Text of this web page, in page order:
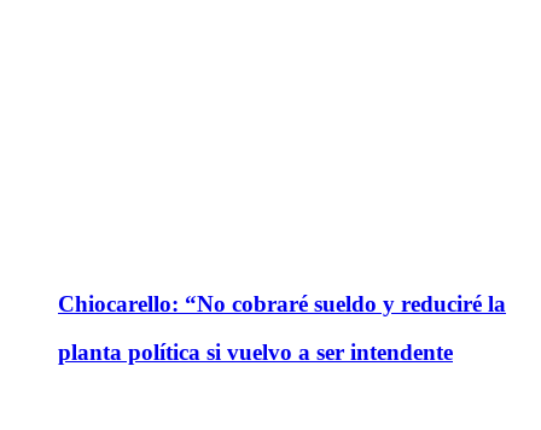
Chiocarello: “No cobraré sueldo y reduciré la
planta política si vuelvo a ser intendente